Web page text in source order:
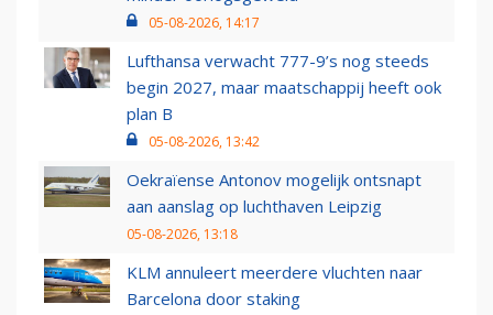
05-08-2026, 14:17
Lufthansa verwacht 777-9’s nog steeds
begin 2027, maar maatschappij heeft ook
plan B
05-08-2026, 13:42
Oekraïense Antonov mogelijk ontsnapt
aan aanslag op luchthaven Leipzig
05-08-2026, 13:18
KLM annuleert meerdere vluchten naar
Barcelona door staking